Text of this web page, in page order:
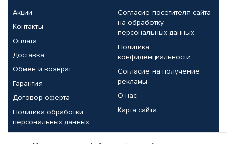
Акции
Контакты
Оплата
Доставка
Обмен и возврат
Гарантия
Договор-оферта
Политика обработки
персональных данных
Согласие посетителя сайта
на обработку
персональных данных
Политика
конфиденциальности
Согласие на получение
рекламы
О нас
Карта сайта